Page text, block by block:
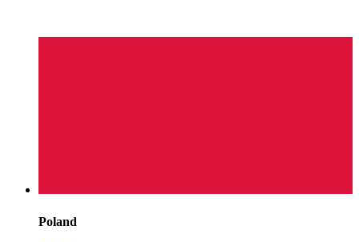
Poland